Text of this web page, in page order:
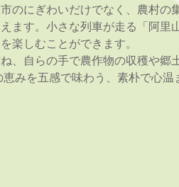
のにぎわいだけでなく、農村の
ます。小さな列車が走る「阿里
楽しむことができます。
、自らの手で農作物の収穫や郷
みを五感で味わう、素朴で心温